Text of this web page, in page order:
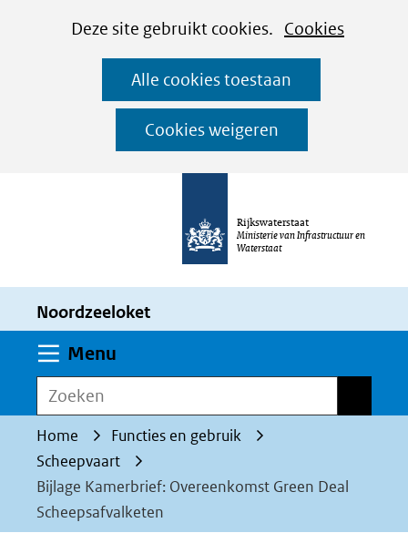
CookiesDeze site gebruikt cookies. Cookies
worden
toegestaan
geweigerd.
Alle cookies toestaan
Cookies weigeren
Ga
naar
de
inhoud
Rijkswaterstaat
Ministerie van Infrastructuur en
Waterstaat
Noordzeeloket
Menu
Zoeken
Home
Functies en gebruik
Scheepvaart
Bijlage Kamerbrief: Overeenkomst Green Deal
Scheepsafvalketen